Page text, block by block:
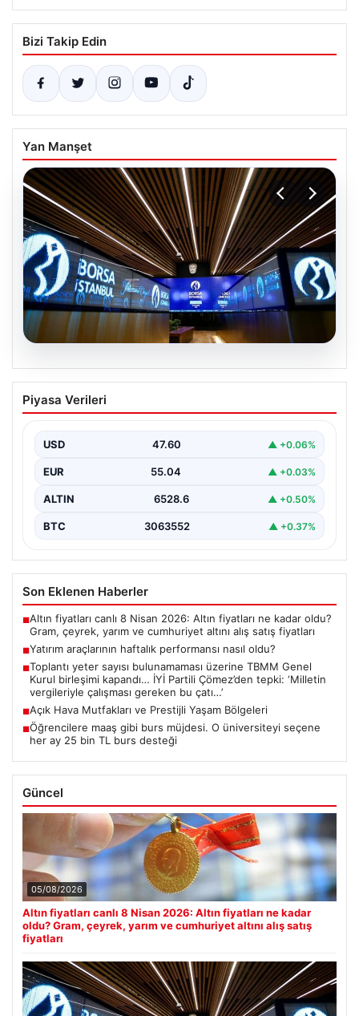
Bizi Takip Edin
Yan Manşet
05.08.2026
Yatırım araçlarının haftalık performansı
nasıl oldu?
bazda ortalama yüzde 0,27 değer kaybederken,
altının…
Piyasa Verileri
USD 47.60 ▲ +0.06%
EUR 55.04 ▲ +0.03%
ALTIN 6528.6 ▲ +0.50%
BTC 3063552 ▲ +0.37%
Son Eklenen Haberler
■Altın fiyatları canlı 8 Nisan 2026: Altın fiyatları ne kadar oldu?
Gram, çeyrek, yarım ve cumhuriyet altını alış satış fiyatları
■Yatırım araçlarının haftalık performansı nasıl oldu?
■Toplantı yeter sayısı bulunamaması üzerine TBMM Genel
Kurul birleşimi kapandı… İYİ Partili Çömez’den tepki: ‘Milletin
vergileriyle çalışması gereken bu çatı…’
■Açık Hava Mutfakları ve Prestijli Yaşam Bölgeleri
■Öğrencilere maaş gibi burs müjdesi. O üniversiteyi seçene
her ay 25 bin TL burs desteği
Güncel
05/08/2026
Altın fiyatları canlı 8 Nisan 2026: Altın fiyatları ne kadar
oldu? Gram, çeyrek, yarım ve cumhuriyet altını alış satış
fiyatları